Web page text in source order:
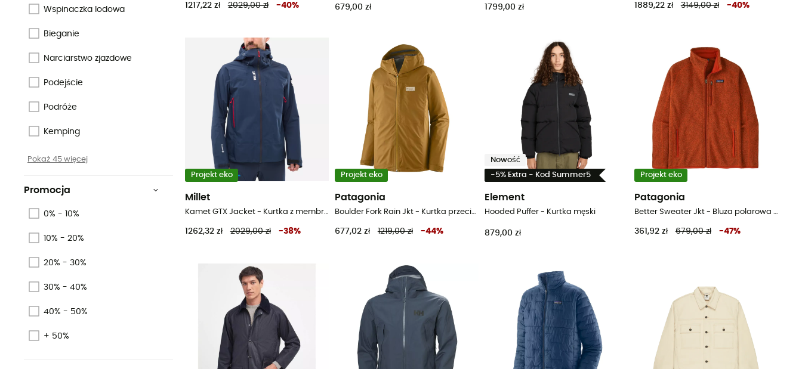
Wspinaczka lodowa
Bieganie
Narciarstwo zjazdowe
Podejście
Podróże
Kemping
Pokaż 45 więcej
Promocja
0% - 10%
10% - 20%
20% - 30%
30% - 40%
40% - 50%
+ 50%
1217,22 zł 2029,00 zł -40% 679,00 zł 1799,00 zł 1889,22 zł 3149,00 zł -40%
Projekt eko
Millet
Kamet GTX Jacket - Kurtka z membraną meska
1262,32 zł 2029,00 zł -38%
Projekt eko
Patagonia
Boulder Fork Rain Jkt - Kurtka przeciwdeszczowa meska
677,02 zł 1219,00 zł -44%
Nowość
-5% Extra - Kod Summer5
Element
Hooded Puffer - Kurtka męski
879,00 zł
Projekt eko
Patagonia
Better Sweater Jkt - Bluza polarowa meska
361,92 zł 679,00 zł -47%